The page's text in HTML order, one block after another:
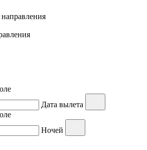
Дата вылета
Ночей